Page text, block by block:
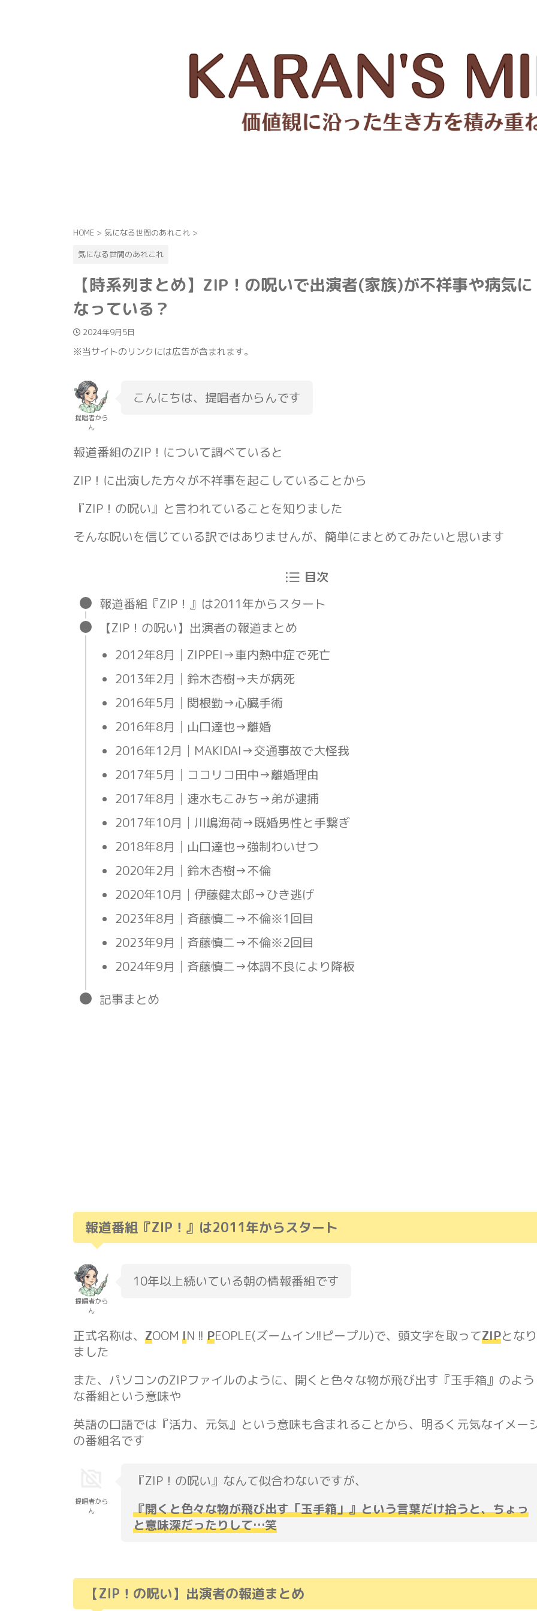
HOME > 気になる世間のあれこれ >
気になる世間のあれこれ
【時系列まとめ】ZIP！の呪いで出演者(家族)が不祥事や病気に
なっている？
2024年9月5日
※当サイトのリンクには広告が含まれます。
提唱者から
ん
こんにちは、提唱者からんです
報道番組のZIP！について調べていると
ZIP！に出演した方々が不祥事を起こしていることから
『ZIP！の呪い』と言われていることを知りました
そんな呪いを信じている訳ではありませんが、簡単にまとめてみたいと思います
目次
報道番組『ZIP！』は2011年からスタート
【ZIP！の呪い】出演者の報道まとめ
2012年8月│ZIPPEI→車内熱中症で死亡
2013年2月│鈴木杏樹→夫が病死
2016年5月│関根勤→心臓手術
2016年8月│山口達也→離婚
2016年12月│MAKIDAI→交通事故で大怪我
2017年5月│ココリコ田中→離婚理由
2017年8月│速水もこみち→弟が逮捕
2017年10月│川嶋海荷→既婚男性と手繋ぎ
2018年8月│山口達也→強制わいせつ
2020年2月│鈴木杏樹→不倫
2020年10月│伊藤健太郎→ひき逃げ
2023年8月│斉藤慎二→不倫※1回目
2023年9月│斉藤慎二→不倫※2回目
2024年9月│斉藤慎二→体調不良により降板
記事まとめ
報道番組『ZIP！』は2011年からスタート
提唱者から
ん
10年以上続いている朝の情報番組です
正式名称は、 ZOOM IN !! PEOPLE(ズームイン!!ピープル)で、頭文字を取ってZIPとなり
ました
また、パソコンのZIPファイルのように、開くと色々な物が飛び出す『玉手箱』のよう
な番組という意味や
英語の口語では『活力、元気』という意味も含まれることから、明るく元気なイメー
の番組名です
提唱者から
ん
『ZIP！の呪い』なんて似合わないですが、
『開くと色々な物が飛び出す「玉手箱」』という言葉だけ拾うと、ちょっ
と意味深だったりして…笑
【ZIP！の呪い】出演者の報道まとめ